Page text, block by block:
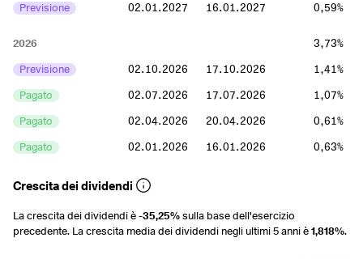
Previsione
02.01.2027 16.01.2027 0,59%
2026
3,73%
Previsione
02.10.2026 17.10.2026
1,41%
Pagato
02.07.2026 17.07.2026
1,07%
Pagato
02.04.2026 20.04.2026
0,61%
Pagato
02.01.2026 16.01.2026 0,63%
2025
Pagato
03.07.2025 18.07.2025
1,45%
Crescita dei dividendi
La crescita dei dividendi è-35,25%sulla base dell'esercizio
precedente. La crescita media dei dividendi negli ultimi 5 anni è1,818%.